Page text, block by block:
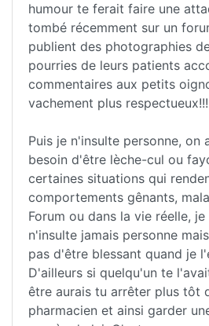
humour te ferait faire une
tombé récemment sur un
publient des photographies
pourries de leurs patients
commentaires aux petits
vachement plus respectueux!!!
Puis je n'insulte personne, on
besoin d'être lèche-cul ou
certaines situations qui
comportements gênants,
Forum ou dans la vie réelle,
n'insulte jamais personne
pas d'être blessant quand je
D'ailleurs si quelqu'un te
être aurais tu arrêter plus tôt
pharmacien et ainsi garder